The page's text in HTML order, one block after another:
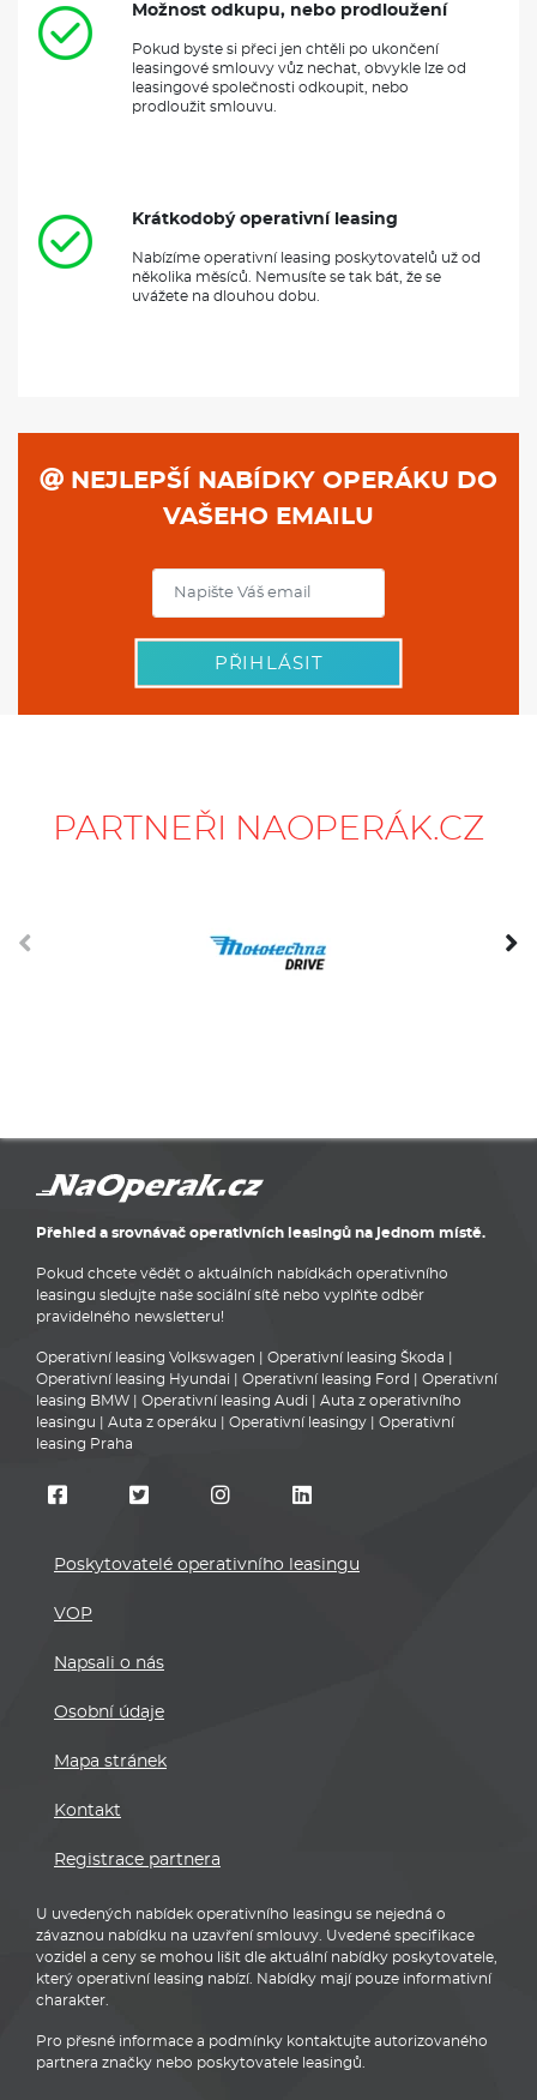
Možnost odkupu, nebo prodloužení
Pokud byste si přeci jen chtěli po ukončení
leasingové smlouvy vůz nechat, obvykle lze od
leasingové společnosti odkoupit, nebo
prodloužit smlouvu.
Krátkodobý operativní leasing
Nabízíme operativní leasing poskytovatelů už od
několika měsíců. Nemusíte se tak bát, že se
uvážete na dlouhou dobu.
NEJLEPŠÍ NABÍDKY OPERÁKU DO
VAŠEHO EMAILU
PŘIHLÁSIT
PARTNEŘI NAOPERÁK.CZ
Přehled a srovnávač operativních leasingů na jednom místě.
Pokud chcete vědět o aktuálních nabídkách operativního
leasingu sledujte naše sociální sítě nebo vyplňte odběr
pravidelného newsletteru!
Operativní leasing Volkswagen Operativní leasing Škoda
Operativní leasing Hyundai
Operativní leasing Ford
Operativní
leasing BMW
Operativní leasing Audi
Auta z operativního
leasingu
Auta z operáku Operativní leasingy
Operativní
leasing Praha
Poskytovatelé operativního leasingu
VOP
Napsali o nás
Osobní údaje
Mapa stránek
Kontakt
Registrace partnera
U uvedených nabídek operativního leasingu se nejedná o
závaznou nabídku na uzavření smlouvy. Uvedené specifikace
vozidel a ceny se mohou lišit dle aktuální nabídky poskytovatele,
který operativní leasing nabízí. Nabídky mají pouze informativní
charakter.
Pro přesné informace a podmínky kontaktujte autorizovaného
partnera značky nebo poskytovatele leasingů.